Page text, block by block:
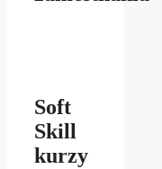
Soft
Skill
kurzy